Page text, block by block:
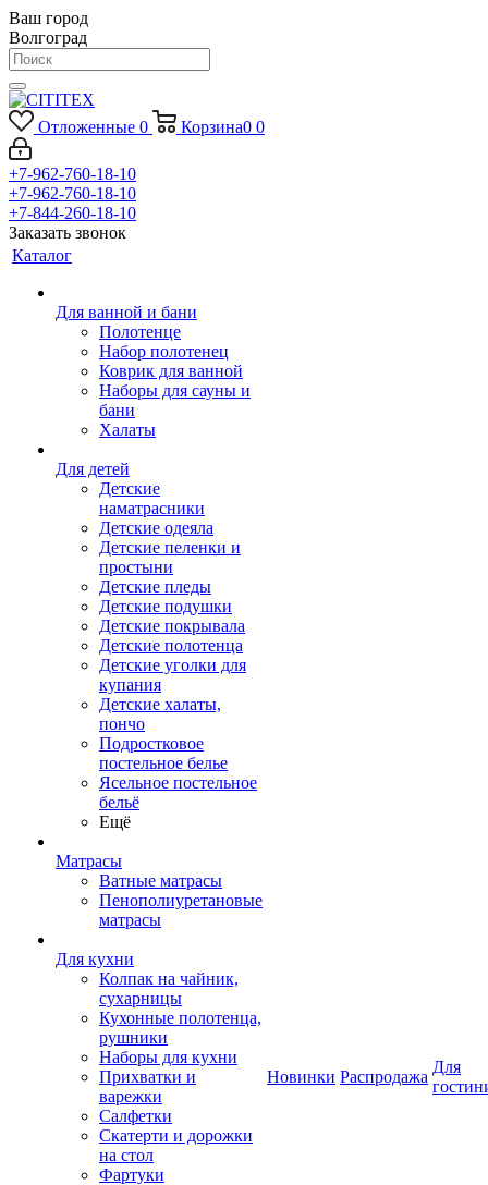
Ваш город
Волгоград
Отложенные 0 Корзина0 0
+7-962-760-18-10
+7-962-760-18-10
+7-844-260-18-10
Заказать звонок
Каталог
Для ванной и бани
Полотенце
Набор полотенец
Коврик для ванной
Наборы для сауны и
бани
Халаты
Для детей
Детские
наматрасники
Детские одеяла
Детские пеленки и
простыни
Детские пледы
Детские подушки
Детские покрывала
Детские полотенца
Детские уголки для
купания
Детские халаты,
пончо
Подростковое
постельное белье
Ясельное постельное
бельё
Ещё
Матрасы
Ватные матрасы
Пенополиуретановые
матрасы
Для кухни
Колпак на чайник,
сухарницы
Кухонные полотенца,
рушники
Наборы для кухни
Прихватки и
варежки
Салфетки
Скатерти и дорожки
на стол
Фартуки
Новинки Распродажа
Для